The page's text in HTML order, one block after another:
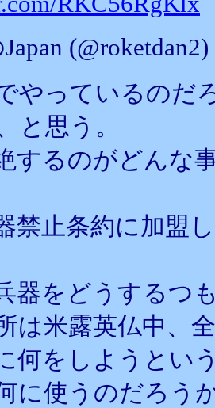
(@roketdan2)
やっているのだ
と思う。
するのがどんな
禁止条約に加盟
器をどうするつ
は米露英仏中、
何をしようとい
に使うのだろう